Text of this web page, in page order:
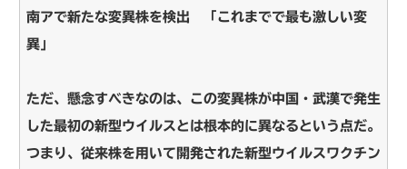
南アで新たな変異株を検出 「これまでで最も激しい変
異」
ただ、懸念すべきなのは、この変異株が中国・武漢で発生
した最初の新型ウイルスとは根本的に異なるという点だ。
つまり、従来株を用いて開発された新型ウイルスワクチン